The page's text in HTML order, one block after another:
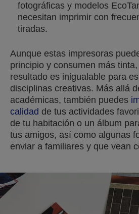
fotográficas y modelos
necesitan imprimir con
tiradas.
Aunque estas impresoras
principio y consumen más tinta,
resultado es inigualable para
disciplinas creativas. Más allá
académicas, también puedes
calidad de tus actividades
de tu habitación o un álbum
tus amigos, así como algunas
enviar a familiares y que vean